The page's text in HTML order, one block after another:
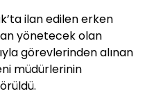
ilan edilen erken
yönetecek olan
görevlerinden alınan
müdürlerinin